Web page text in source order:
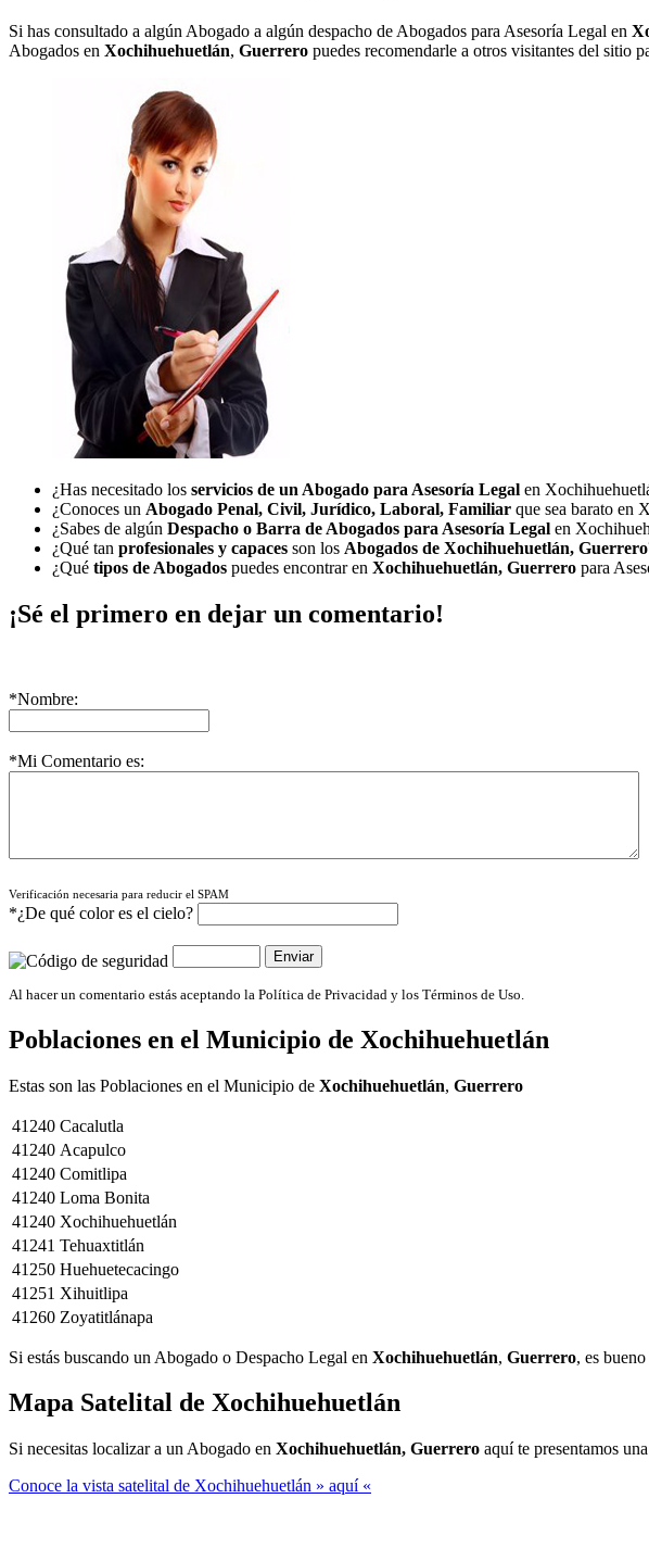
Si has consultado a algún Abogado a algún despacho de Abogados para Asesoría Legal en
Abogados en Xochihuehuetlán, Guerrero puedes recomendarle a otros visitantes del sitio
¿Has necesitado los servicios de un Abogado para Asesoría Legal en
¿Conoces un Abogado Penal, Civil, Jurídico, Laboral, Familiar que sea barato en
¿Sabes de algún Despacho o Barra de Abogados para Asesoría Legal en
¿Qué tan profesionales y capaces son los Abogados de Xochihuehuetlán, Guerrero
¿Qué tipos de Abogados puedes encontrar en Xochihuehuetlán, Guerrero para
¡Sé el primero en dejar un comentario!
*Nombre:
*Mi Comentario es:
Verificación necesaria para reducir el SPAM
*¿De qué color es el cielo?
Al hacer un comentario estás aceptando la Política de Privacidad y los Términos de Uso.
Poblaciones en el Municipio de Xochihuehuetlán
Estas son las Poblaciones en el Municipio de Xochihuehuetlán, Guerrero
41240 Cacalutla
41240 Acapulco
41240 Comitlipa
41240 Loma Bonita
41240 Xochihuehuetlán
41241 Tehuaxtitlán
41250 Huehuetecacingo
41251 Xihuitlipa
41260 Zoyatitlánapa
Si estás buscando un Abogado o Despacho Legal en Xochihuehuetlán, Guerrero, es
Mapa Satelital de Xochihuehuetlán
Si necesitas localizar a un Abogado en Xochihuehuetlán, Guerrero aquí te presentamos
Conoce la vista satelital de Xochihuehuetlán » aquí «